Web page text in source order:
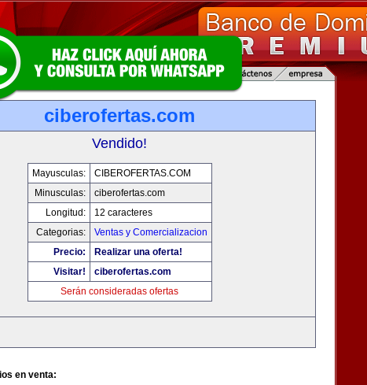
ciberofertas.com
Vendido!
Mayusculas:
CIBEROFERTAS.COM
Minusculas:
ciberofertas.com
Longitud:
12 caracteres
Categorias:
Ventas y Comercializacion
Precio:
Realizar una oferta!
Visitar!
ciberofertas.com
Serán consideradas ofertas
en venta: